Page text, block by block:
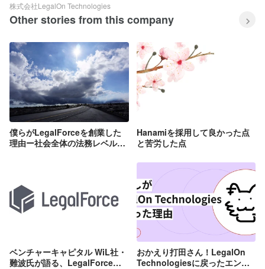
株式会社LegalOn Technologies
Other stories from this company
僕らがLegalForceを創業した
理由ー社会全体の法務レベル向
Hanamiを採用して良かった点
と苦労した点
ベンチャーキャピタル WiL社・
難波氏が語る、LegalForce急
おかえり打田さん！LegalOn
Technologiesに戻ったエンジ